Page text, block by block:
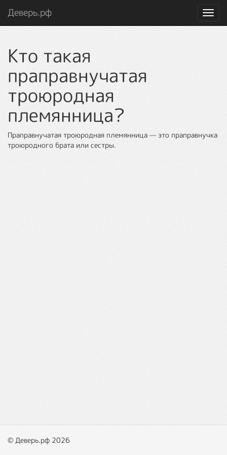
Деверь.рф
Кто такая
праправнучатая
троюродная
племянница?
Праправнучатая троюродная племянница — это праправнучка
троюродного брата или сестры.
© Деверь.рф 2026